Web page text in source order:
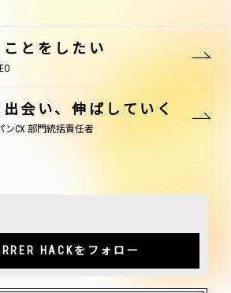
とをしたい
会い、伸ばしていく
ンCX 部門統括責任者
HACKをフォロー